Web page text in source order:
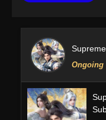
Ongoing